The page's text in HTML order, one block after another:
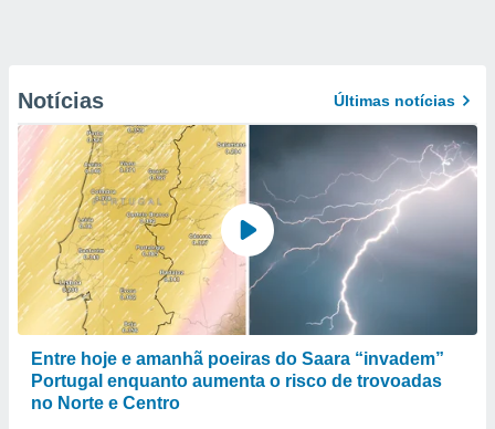
Notícias Últimas notícias
Entre hoje e amanhã poeiras do Saara “invadem”
Portugal enquanto aumenta o risco de trovoadas
no Norte e Centro